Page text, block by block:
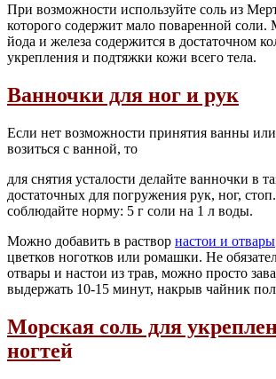
При возможности используйте соль из
которого содержит мало поваренной соли.
йода и железа содержится в достаточном
укрепления и подтяжки кожи всего тела.
Ванночки для ног и рук
Если нет возможности принятия ванны или
возиться с ванной, то
для снятия усталости делайте ванночки в
достаточных для погружения рук, ног,
соблюдайте норму: 5 г соли на 1 л воды.
Можно добавить в раствор настои и отвары
цветков ноготков или ромашки. Не
отвары и настои из трав, можно просто
выдержать 10-15 минут, накрыв чайник
Морская соль для
ногтей